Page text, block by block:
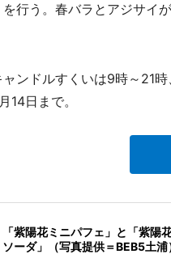
行う。春バラとアジサイ
ンドルすくいは9時～21
14日まで。
「紫陽花ミニパフェ」と「紫陽
ソーダ」（写真提供＝BEB5土浦